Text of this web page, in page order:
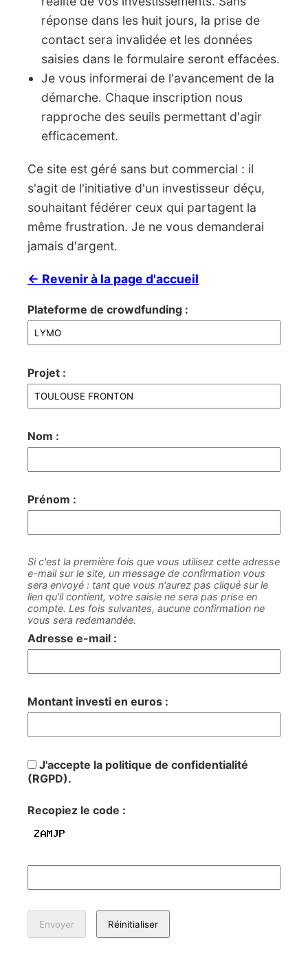
réponse dans les huit jours, la prise de
contact sera invalidée et les données
saisies dans le formulaire seront effacées.
Je vous informerai de l'avancement de la
démarche. Chaque inscription nous
rapproche des seuils permettant d'agir
efficacement.
Ce site est géré sans but commercial : il
s'agit de l'initiative d'un investisseur déçu,
souhaitant fédérer ceux qui partagent la
même frustration. Je ne vous demanderai
jamais d'argent.
← Revenir à la page d'accueil
Plateforme de crowdfunding :
Projet :
Nom :
Prénom :
Si c'est la première fois que vous utilisez cette adresse
e-mail sur le site, un message de confirmation vous
sera envoyé : tant que vous n'aurez pas cliqué sur le
lien qu'il contient, votre saisie ne sera pas prise en
compte. Les fois suivantes, aucune confirmation ne
vous sera redemandée.
Adresse e-mail :
Montant investi en euros :
J'accepte la politique de confidentialité
(RGPD).
Recopiez le code :